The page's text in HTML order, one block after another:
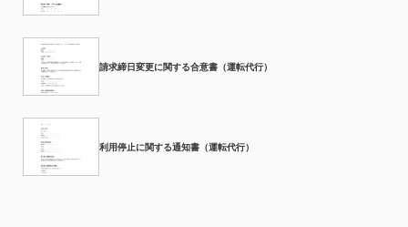
請求締日変更に関する合意書（運転代行）
利用停止に関する通知書（運転代行）